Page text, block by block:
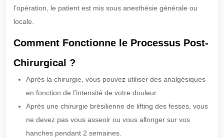
l’opération, le patient est mis sous anesthésie générale ou
locale.
Comment Fonctionne le Processus Post-
Chirurgical ?
Après la chirurgie, vous pouvez utiliser des analgésiques
en fonction de l’intensité de votre douleur.
Après une chirurgie brésilienne de lifting des fesses, vous
ne devez pas vous asseoir ou vous allonger sur vos
hanches pendant 2 semaines.